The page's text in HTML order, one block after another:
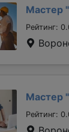
Мастер "
Рейтинг:
Мастер "
Рейтинг: